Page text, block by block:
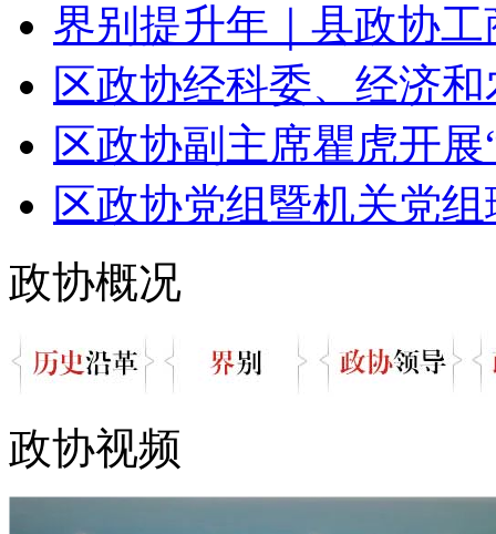
界别提升年｜县政协
区政协经科委、经济
区政协副主席瞿虎开
区政协党组暨机关党
政协概况
政协视频